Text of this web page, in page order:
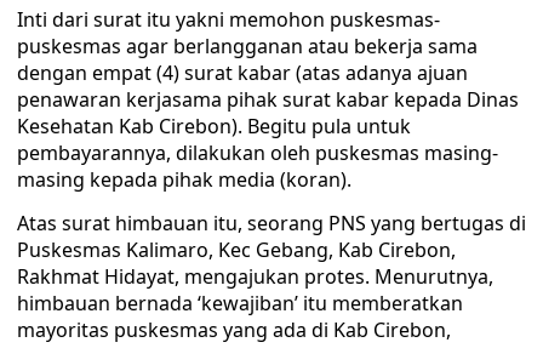
Inti dari surat itu yakni memohon puskesmas-
puskesmas agar berlangganan atau bekerja sama
dengan empat (4) surat kabar (atas adanya ajuan
penawaran kerjasama pihak surat kabar kepada Dinas
Kesehatan Kab Cirebon). Begitu pula untuk
pembayarannya, dilakukan oleh puskesmas masing-
masing kepada pihak media (koran).
Atas surat himbauan itu, seorang PNS yang bertugas di
Puskesmas Kalimaro, Kec Gebang, Kab Cirebon,
Rakhmat Hidayat, mengajukan protes. Menurutnya,
himbauan bernada ‘kewajiban’ itu memberatkan
mayoritas puskesmas yang ada di Kab Cirebon,